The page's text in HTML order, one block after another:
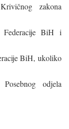
zakona
BiH i
BiH, ukoliko
odjela